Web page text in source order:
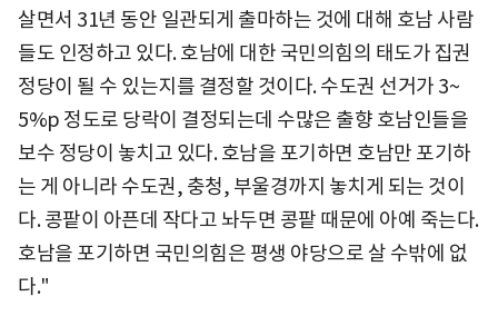
살면서 31년 동안 일관되게 출마하는 것에 대해 호남 사람
들도 인정하고 있다. 호남에 대한 국민의힘의 태도가 집권
정당이 될 수 있는지를 결정할 것이다. 수도권 선거가 3~
5%p 정도로 당락이 결정되는데 수많은 출향 호남인들을
보수 정당이 놓치고 있다. 호남을 포기하면 호남만 포기하
는 게 아니라 수도권, 충청, 부울경까지 놓치게 되는 것이
다. 콩팥이 아픈데 작다고 놔두면 콩팥 때문에 아예 죽는다.
호남을 포기하면 국민의힘은 평생 야당으로 살 수밖에 없
다."